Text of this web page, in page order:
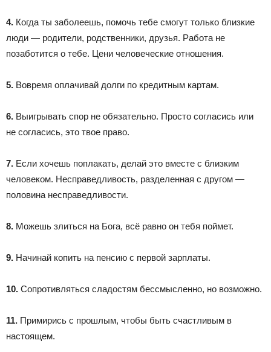
4. Когда ты заболеешь, помочь тебе смогут только близкие
люди — родители, родственники, друзья. Работа не
позаботится о тебе. Цени человеческие отношения.
5. Вовремя оплачивай долги по кредитным картам.
6. Выигрывать спор не обязательно. Просто согласись или
не согласись, это твое право.
7. Если хочешь поплакать, делай это вместе с близким
человеком. Несправедливость, разделенная с другом —
половина несправедливости.
8. Можешь злиться на Бога, всё равно он тебя поймет.
9. Начинай копить на пенсию с первой зарплаты.
10. Сопротивляться сладостям бессмысленно, но возможно.
11. Примирись с прошлым, чтобы быть счастливым в
настоящем.